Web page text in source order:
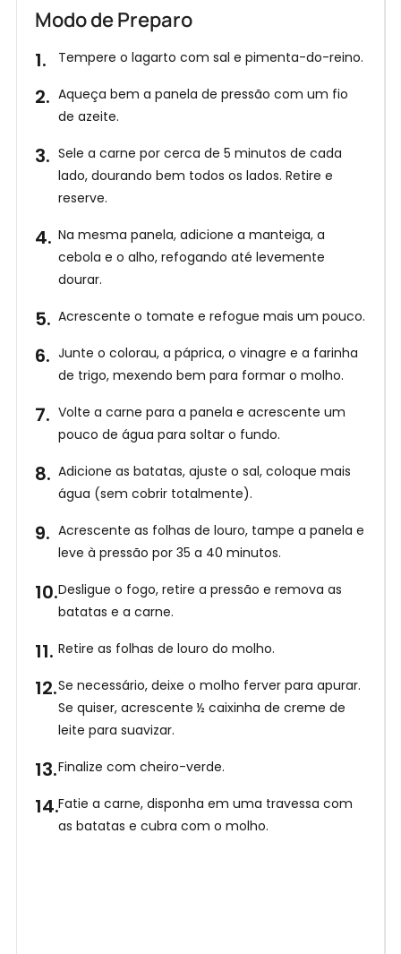
Modo de Preparo
Tempere o lagarto com sal e pimenta-do-reino.
Aqueça bem a panela de pressão com um fio
de azeite.
Sele a carne por cerca de 5 minutos de cada
lado, dourando bem todos os lados. Retire e
reserve.
Na mesma panela, adicione a manteiga, a
cebola e o alho, refogando até levemente
dourar.
Acrescente o tomate e refogue mais um pouco.
Junte o colorau, a páprica, o vinagre e a farinha
de trigo, mexendo bem para formar o molho.
Volte a carne para a panela e acrescente um
pouco de água para soltar o fundo.
Adicione as batatas, ajuste o sal, coloque mais
água (sem cobrir totalmente).
Acrescente as folhas de louro, tampe a panela e
leve à pressão por 35 a 40 minutos.
Desligue o fogo, retire a pressão e remova as
batatas e a carne.
Retire as folhas de louro do molho.
Se necessário, deixe o molho ferver para apurar.
Se quiser, acrescente ½ caixinha de creme de
leite para suavizar.
Finalize com cheiro-verde.
Fatie a carne, disponha em uma travessa com
as batatas e cubra com o molho.